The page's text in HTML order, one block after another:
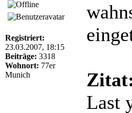
Registriert:
23.03.2007, 18:15
Beiträge: 3318
Wohnort: 77er
Munich
Last